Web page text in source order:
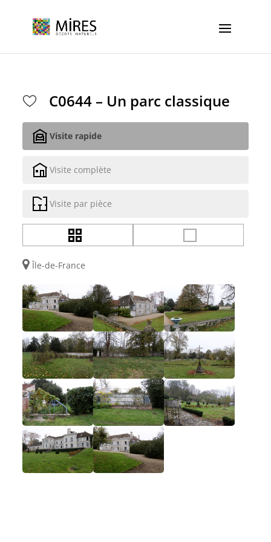
C0644 – Un parc classique
Visite rapide
Visite complète
Visite par pièce
Île-de-France